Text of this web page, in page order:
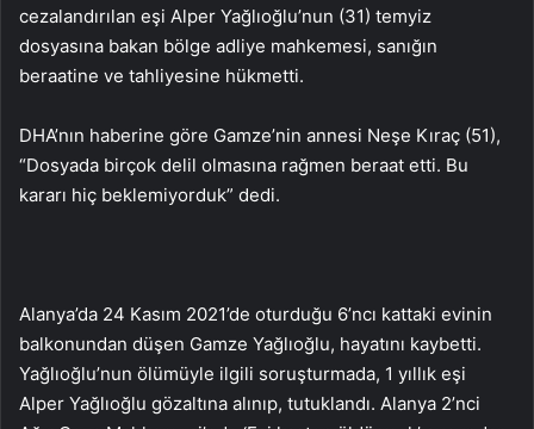
cezalandırılan eşi Alper Yağlıoğlu’nun (31) temyiz
dosyasına bakan bölge adliye mahkemesi, sanığın
beraatine ve tahliyesine hükmetti.
DHA’nın haberine göre Gamze’nin annesi Neşe Kıraç (51),
“Dosyada birçok delil olmasına rağmen beraat etti. Bu
kararı hiç beklemiyorduk” dedi.
Alanya’da 24 Kasım 2021’de oturduğu 6’ncı kattaki evinin
balkonundan düşen Gamze Yağlıoğlu, hayatını kaybetti.
Yağlıoğlu’nun ölümüyle ilgili soruşturmada, 1 yıllık eşi
Alper Yağlıoğlu gözaltına alınıp, tutuklandı. Alanya 2’nci